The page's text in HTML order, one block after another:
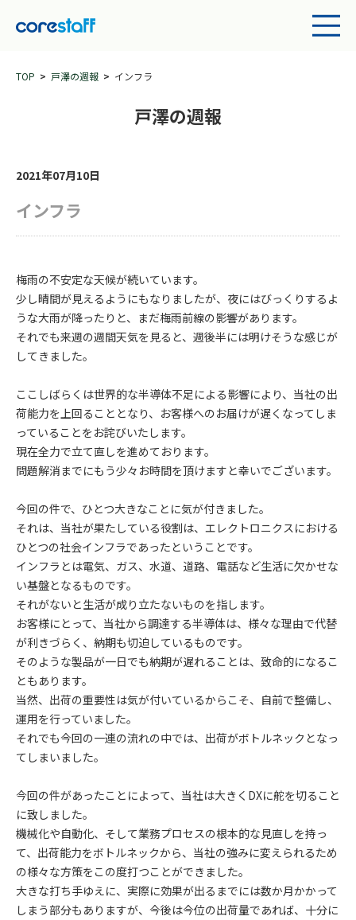
TOP 戸澤の週報 インフラ
戸澤の週報
2021年07月10日
インフラ
梅雨の不安定な天候が続いています。
少し晴間が見えるようにもなりましたが、夜にはびっくりするよ
うな大雨が降ったりと、まだ梅雨前線の影響があります。
それでも来週の週間天気を見ると、週後半には明けそうな感じが
してきました。
ここしばらくは世界的な半導体不足による影響により、当社の出
荷能力を上回ることとなり、お客様へのお届けが遅くなってしま
っていることをお詫びいたします。
現在全力で立て直しを進めております。
問題解消までにもう少々お時間を頂けますと幸いでございます。
今回の件で、ひとつ大きなことに気が付きました。
それは、当社が果たしている役割は、エレクトロニクスにおける
ひとつの社会インフラであったということです。
インフラとは電気、ガス、水道、道路、電話など生活に欠かせな
い基盤となるものです。
それがないと生活が成り立たないものを指します。
お客様にとって、当社から調達する半導体は、様々な理由で代替
が利きづらく、納期も切迫しているものです。
そのような製品が一日でも納期が遅れることは、致命的になるこ
ともあります。
当然、出荷の重要性は気が付いているからこそ、自前で整備し、
運用を行っていました。
それでも今回の一連の流れの中では、出荷がボトルネックとなっ
てしまいました。
今回の件があったことによって、当社は大きくDXに舵を切ること
に致しました。
機械化や自動化、そして業務プロセスの根本的な見直しを持っ
て、出荷能力をボトルネックから、当社の強みに変えられるため
の様々な方策をこの度打つことができました。
大きな打ち手ゆえに、実際に効果が出るまでには数か月かかって
しまう部分もありますが、今後は今位の出荷量であれば、十分に